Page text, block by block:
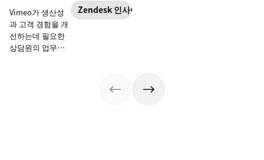
Vimeo가 생산성
과 고객 경험을 개
선하는데 필요한
상담원의 업무를
Zendesk 인사이트